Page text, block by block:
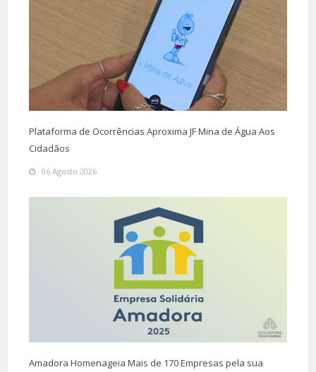
Plataforma de Ocorrências Aproxima JF Mina de Água Aos
Cidadãos
06 Agosto 2026
Amadora Homenageia Mais de 170 Empresas pela sua